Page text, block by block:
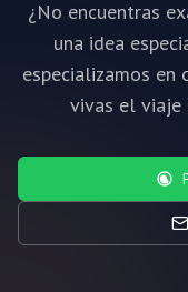
¿No encuentras
una idea
especializamos en
vivas el viaje